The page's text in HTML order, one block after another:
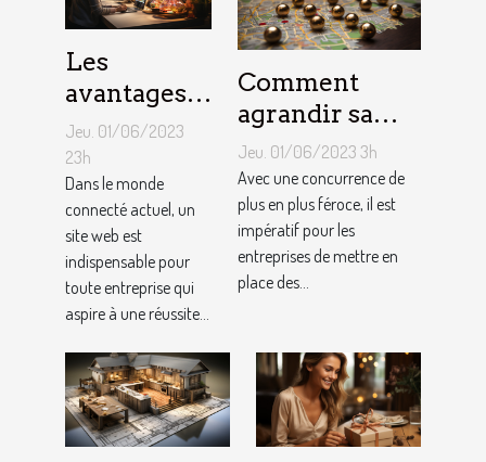
Les
avantages
de faire
appel à un
spécialiste
de
conception
de site web
Jeu. 01/06/2023
23h
Dans le monde
connecté actuel, un
site web est
indispensable pour
toute entreprise qui
aspire à une réussite...
Comment
agrandir sa
notoriété
locale et
fidéliser sa
clientèle grâce
aux outils du
référencement
Jeu. 01/06/2023 3h
Avec une concurrence de
plus en plus féroce, il est
impératif pour les
entreprises de mettre en
place des...